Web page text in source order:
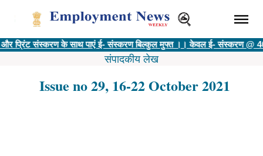
के साथ पाएं ई- संस्करण बिल्कुल मुफ्त ।। केवल ई- संस्करण @ 400 रु ||
संपादकीय लेख
Issue no 29, 16-22 October 2021